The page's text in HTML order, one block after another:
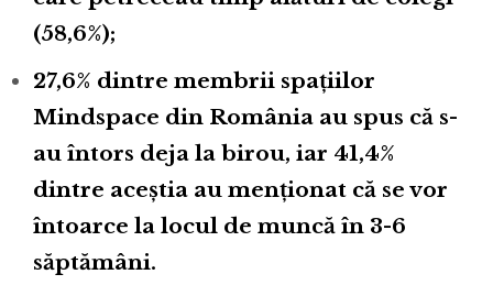
(58,6%);
27,6% dintre membrii spațiilor
Mindspace din România au spus că s-
au întors deja la birou, iar 41,4%
dintre aceștia au menționat că se vor
întoarce la locul de muncă în 3-6
săptămâni.